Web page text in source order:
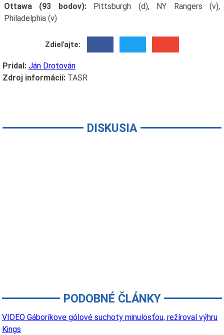
Ottawa (93 bodov):Pittsburgh (d), NY Rangers (v),
Philadelphia (v)
Zdieľajte:
Pridal: Ján Drotován
Zdroj informácií:TASR
DISKUSIA
PODOBNÉ ČLÁNKY
VIDEO Gáboríkove gólové suchoty minulosťou, režíroval výhru
Kings